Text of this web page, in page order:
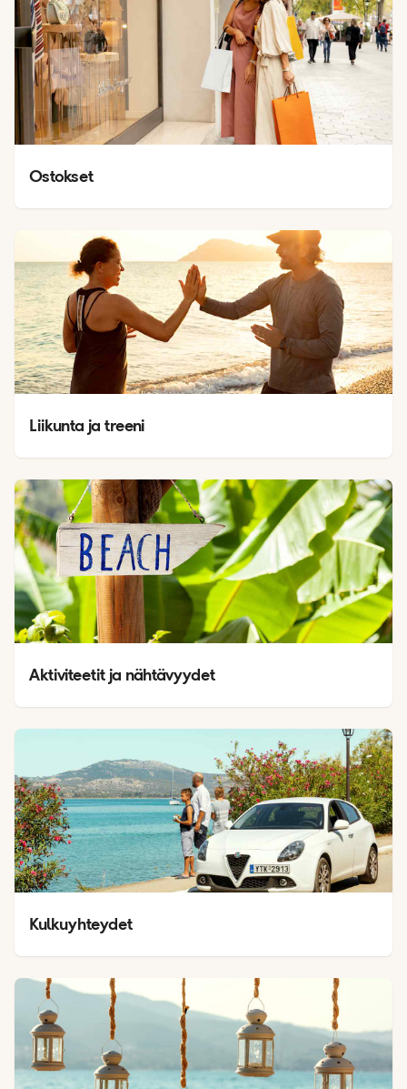
Ostokset
Liikunta ja treeni
Aktiviteetit ja nähtävyydet
Kulkuyhteydet